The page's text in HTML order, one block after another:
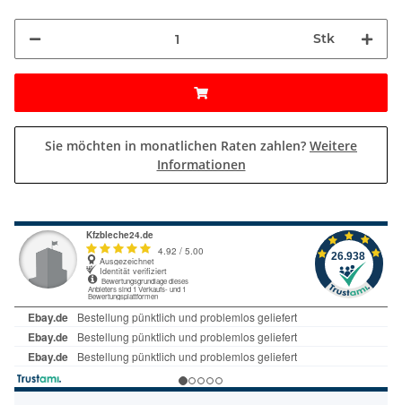
Stk
Sie möchten in monatlichen Raten zahlen? Weitere
Informationen